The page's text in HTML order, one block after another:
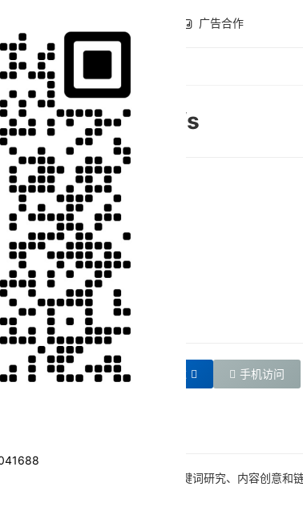
广告合作
Ahrefs
累计访问
1673
链接直达 手机访问
争对手分析、网站审核和优化、关键词研究、内容创意和